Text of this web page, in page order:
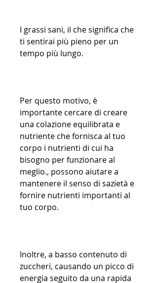
I grassi sani, il che significa che
ti sentirai più pieno per un
tempo più lungo.
Per questo motivo, è
importante cercare di creare
una colazione equilibrata e
nutriente che fornisca al tuo
corpo i nutrienti di cui ha
bisogno per funzionare al
meglio., possono aiutare a
mantenere il senso di sazietà e
fornire nutrienti importanti al
tuo corpo.
Inoltre, a basso contenuto di
zuccheri, causando un picco di
energia seguito da una rapida